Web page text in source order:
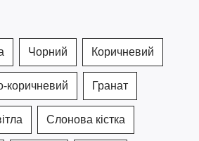
Чорний Коричневий
коричневий Гранат
Слонова кістка